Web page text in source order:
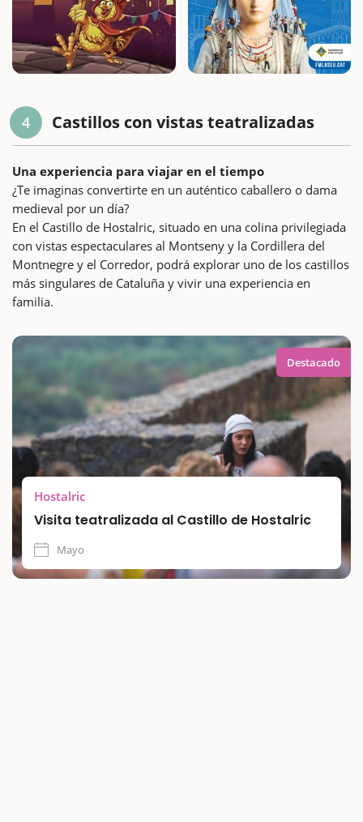
4 Castillos con vistas teatralizadas
Una experiencia para viajar en el tiempo
¿Te imaginas convertirte en un auténtico caballero o dama
medieval por un día?
En el Castillo de Hostalric, situado en una colina privilegiada
con vistas espectaculares al Montseny y la Cordillera del
Montnegre y el Corredor, podrá explorar uno de los castillos
más singulares de Cataluña y vivir una experiencia en
familia.
Hostalric
Visita teatralizada al Castillo de Hostalric
Mayo
Destacado